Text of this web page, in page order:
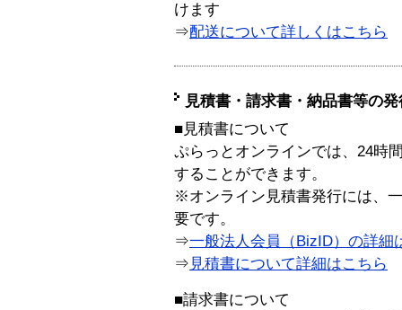
けます
⇒配送について詳しくはこちら
見積書・請求書・納品書等の
■見積書について
ぷらっとオンラインでは、24時
することができます。
※オンライン見積書発行には、
要です。
⇒一般法人会員（BizID）の詳細
⇒ 見積書について詳細はこちら
■請求書について